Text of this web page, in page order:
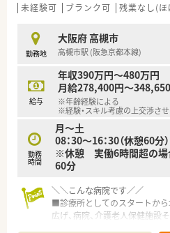
未経験可 ブランク可 残業なし(
勤務地
大阪府 高槻市
高槻市駅 (阪急京都本線)
給与
年収390万円～480万円
月給278,400円～
※年齢経験による
※経験・スキル考慮の上交渉させ
勤務
時間
月～土
08：30～16：30（休憩60分）
※休憩 実働6時間超の場
60分
＼＼こんな病院です／／
■診療所としてのスタートか
広げ、病院、介護老人保健施設